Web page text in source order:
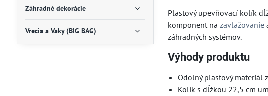
Plastový upevňovací kolík
komponent nazavlažovanie
záhradných systémov.
Výhody produktu
Odolný plastový materiál
Kolík s dĺžkou 22,5 cm
Záhradné dekorácie
Vrecia a Vaky (BIG BAG)